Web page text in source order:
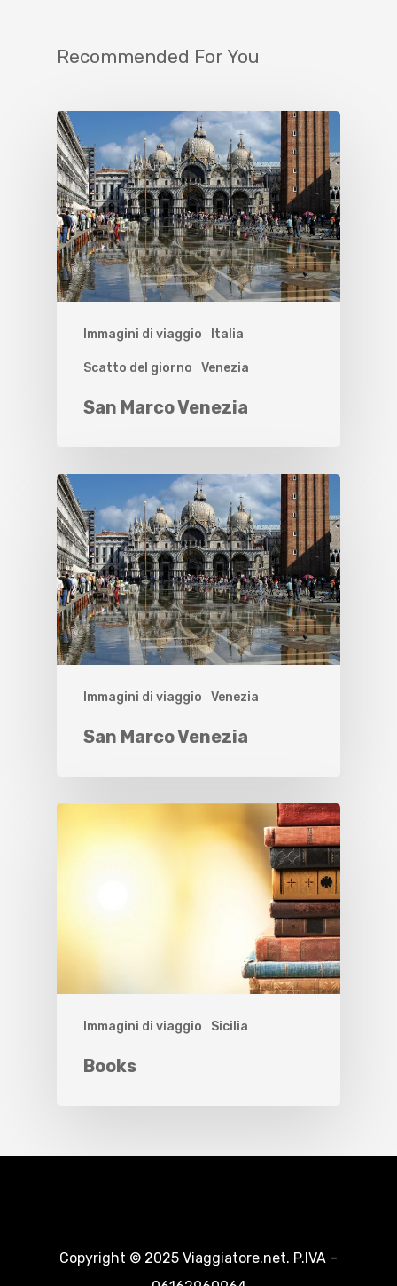
Recommended For You
Immagini di viaggio Italia
Scatto del giorno Venezia
San Marco Venezia
Immagini di viaggio Venezia
San Marco Venezia
Immagini di viaggio Sicilia
Books
Copyright © 2025 Viaggiatore.net. P.IVA –